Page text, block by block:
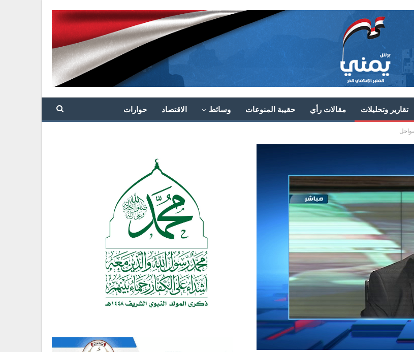
تقارير وتحليلات مقالات رأي حقيبة المنوعات وسائط الاقتصاد حوارات